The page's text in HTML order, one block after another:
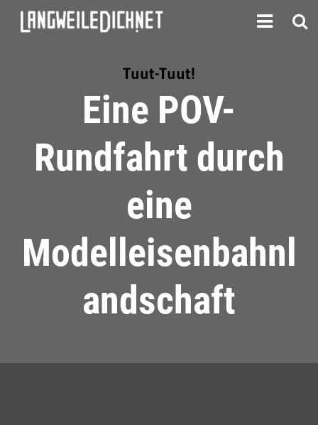
Tuut-Tuut!
Eine POV-
Rundfahrt durch
eine
Modelleisenbahnl
andschaft